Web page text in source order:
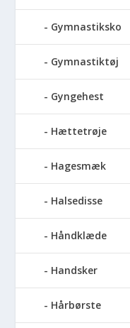
Gymnastiksko
Gymnastiktøj
Gyngehest
Hættetrøje
Hagesmæk
Halsedisse
Håndklæde
Handsker
Hårbørste